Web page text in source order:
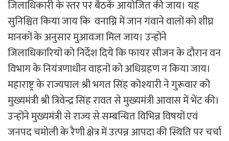
जिलाधिकारी के स्तर पर बैठकें आयोजित की जाय। यह
सुनिश्चित किया जाय कि वनाग्नि में जान गंवाने वालों को शीघ्र
मानकों के अनुसार मुआवजा मिल जाय। उन्होंने
जिलाधिकारियों को निर्देश दिये कि फायर सीजन के दौरान वन
विभाग के नियंत्रणाधीन वाहनों को अधिग्रहण न किया जाय।
महाराष्ट्र के राज्यपाल श्री भगत सिंह कोश्यारी ने गुरूवार को
मुख्यमंत्री श्री त्रिवेन्द्र सिंह रावत से मुख्यमंत्री आवास में भेंट की।
उन्होंने मुख्यमंत्री से राज्य से सम्बन्धित विभिन्न विषयों एवं
जनपद चमोली के रैणी क्षेत्र में उत्पन्न आपदा की स्थिति पर चर्चा